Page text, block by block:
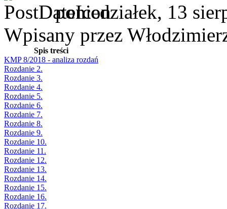
poniedziałek, 13
Wpisany przez
Spis treści
KMP 8/2018 - analiza rozdań
Rozdanie 2.
Rozdanie 3.
Rozdanie 4.
Rozdanie 5.
Rozdanie 6.
Rozdanie 7.
Rozdanie 8.
Rozdanie 9.
Rozdanie 10.
Rozdanie 11.
Rozdanie 12.
Rozdanie 13.
Rozdanie 14.
Rozdanie 15.
Rozdanie 16.
Rozdanie 17.